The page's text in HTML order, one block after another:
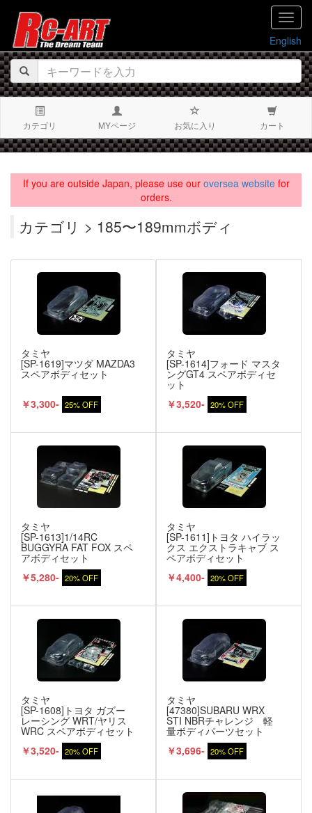
English
カテゴリ MYページ お気に入り カート
If you are outside Japan, please use our oversea websitefor
orders.
カテゴリ > 185〜189mmボディ
タミヤ
[SP-1619]マツダ MAZDA3
スペアボディセット
￥3,300- 25% OFF
タミヤ
[SP-1614]フォード マスタ
ングGT4 スペアボディセ
ット
￥3,520- 20% OFF
タミヤ
[SP-1613]1/14RC
BUGGYRA FAT FOX スペ
アボディセット
￥5,280- 20% OFF
タミヤ
[SP-1611]トヨタ ハイラッ
クス エクストラキャブ ス
ペアボディセット
￥4,400- 20% OFF
タミヤ
[SP-1608]トヨタ ガズー
レーシング WRT/ヤリス
WRC スペアボディセット
￥3,520- 20% OFF
タミヤ
[47380]SUBARU WRX
STI NBRチャレンジ 軽
量ボディパーツセット
￥3,696- 20% OFF